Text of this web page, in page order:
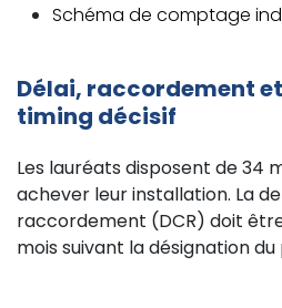
Schéma de comptage
Délai, raccordement
timing décisif
Les lauréats disposent de 34
achever leur installation. La
raccordement (DCR) doit
mois suivant la désignation du